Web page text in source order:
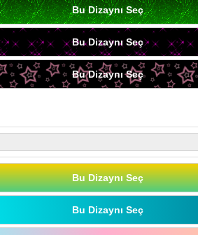
Bu Dizaynı Seç
Bu Dizaynı Seç
Bu Dizaynı Seç
Bu Dizaynı Seç
Bu Dizaynı Seç